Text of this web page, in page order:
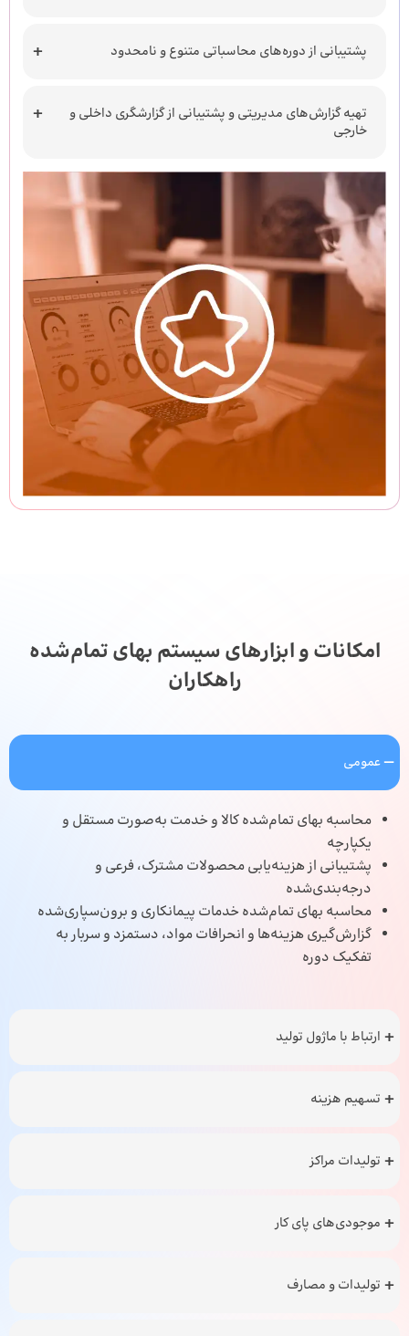
پشتیبانی از دوره‌های محاسباتی متنوع و نامحدود
تهیه گزارش‌های مدیریتی و پشتیبانی از گزارشگری داخلی و
خارجی
امکانات و ابزارهای سیستم بهای تمام‌شده
راهکاران
عمومی
محاسبه بهای تمام‌شده کالا و خدمت به‌صورت مستقل و
یکپارچه
پشتیبانی از هزینه‌یابی محصولات مشترک، فرعی و
درجه‌بندی‌شده
محاسبه بهای تمام‌شده خدمات پیمانکاری و برون‌سپاری‌شده
گزارش‌گیری هزینه‌ها و انحرافات مواد، دستمزد و سربار به
تفکیک دوره
ارتباط با ماژول تولید
تسهیم هزینه
تولیدات مراکز
موجودی‌های پای کار
تولیدات و مصارف